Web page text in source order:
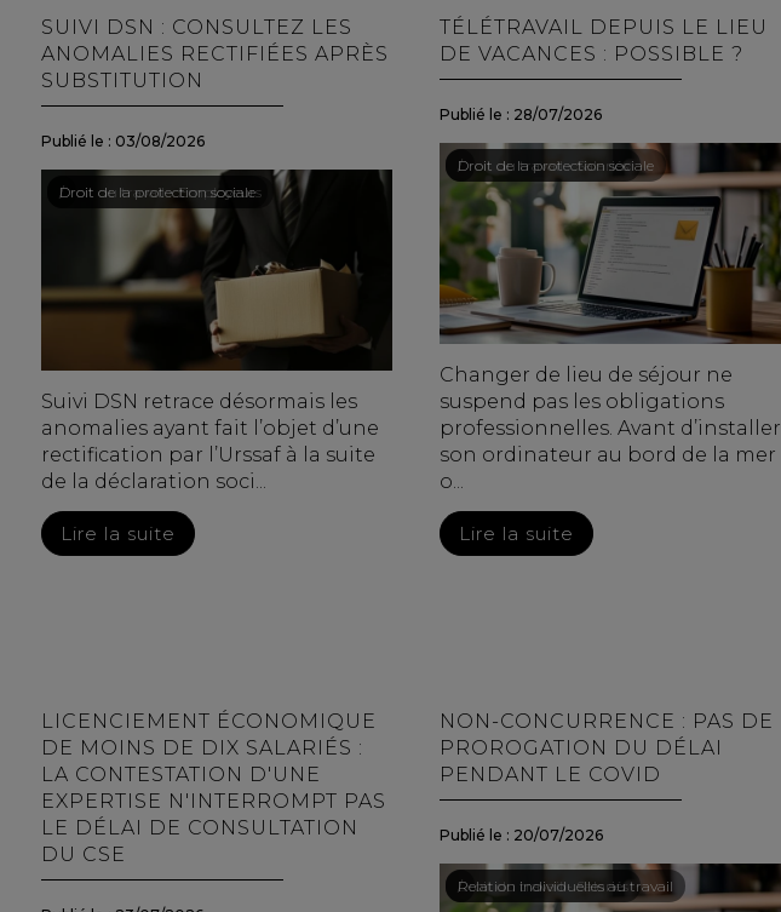
SUIVI DSN : CONSULTEZ LES
ANOMALIES RECTIFIÉES APRÈS
SUBSTITUTION
Publié le : 03/08/2026
Droit du travail - Employeurs
/Droit de la protection sociale
Suivi DSN retrace désormais les
anomalies ayant fait l’objet d’une
rectification par l’Urssaf à la suite
de la déclaration soci...
Lire la suite
TÉLÉTRAVAIL DEPUIS LE LIEU
DE VACANCES : POSSIBLE ?
Publié le : 28/07/2026
Droit du travail - Salariés
/Droit de la protection sociale
Changer de lieu de séjour ne
suspend pas les obligations
professionnelles. Avant d’installer
son ordinateur au bord de la mer
o...
Lire la suite
LICENCIEMENT ÉCONOMIQUE
DE MOINS DE DIX SALARIÉS :
LA CONTESTATION D'UNE
EXPERTISE N'INTERROMPT PAS
LE DÉLAI DE CONSULTATION
DU CSE
NON-CONCURRENCE : PAS DE
PROROGATION DU DÉLAI
PENDANT LE COVID
Publié le : 20/07/2026
Droit du travail - Salariés
/Relation individuelles au travail